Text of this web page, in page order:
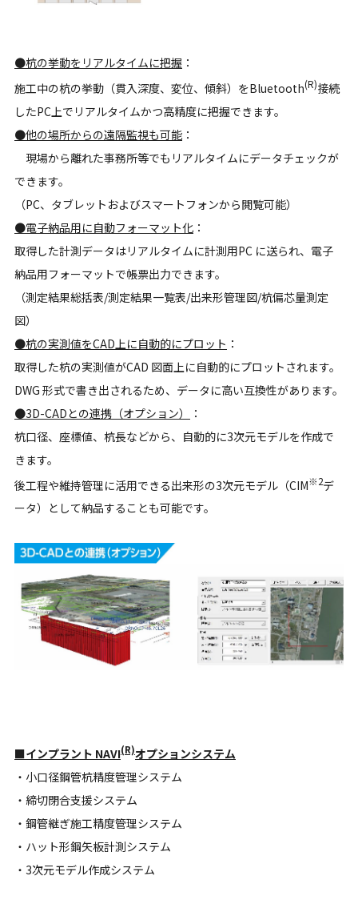
●杭の挙動をリアルタイムに把握 ：
施工中の杭の挙動（貫入深度、変位、傾斜）をBluetooth(R)接続
したPC上でリアルタイムかつ高精度に把握できます。
●他の場所からの遠隔監視も可能 ：
現場から離れた事務所等でもリアルタイムにデータチェックが
できます。
（PC、タブレットおよびスマートフォンから閲覧可能）
●電子納品用に自動フォーマット化 ：
取得した計測データはリアルタイムに計測用PC に送られ、電子
納品用フォーマットで帳票出力できます。
（測定結果総括表/測定結果一覧表/出来形管理図/杭偏芯量測定
図）
●杭の実測値をCAD上に自動的にプロット ：
取得した杭の実測値がCAD 図面上に自動的にプロットされます。
DWG 形式で書き出されるため、データに高い互換性があります。
●3D-CADとの連携（オプション）
：
杭口径、座標値、杭長などから、自動的に3次元モデルを作成で
きます。
後工程や維持管理に活用できる出来形の3次元モデル（CIM※2デ
ータ）として納品することも可能です。
■インプラント NAVI(R)オプションシステム
・小口径鋼管杭精度管理システム
・締切閉合支援システム
・鋼管継ぎ施工精度管理システム
・ハット形鋼矢板計測システム
・3次元モデル作成システム